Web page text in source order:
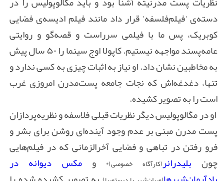
دسته‌ی 'فیلم‌فلسفه' قرار داد مانند فیلم ادیسه‌ی فضایی
کوبریک، پس ما با فیلمی سرراست و قصه‌گو و روایتی
عامه‌پسند مواجهه نیستیم. کاپولا اوج سینما را ۵۰ سال پیش
به مخاطبین نشان داد. او نیاز به اثبات چیزی به کسی ندارد و
تنها، دغدغه‌اش که نجات جامعه پست‌مدرن امروزی غرب
است را به تصویر کشیده.
او در مگالوپولیس دیگر نظریات قبلی فلاسفه‌ و نظریه‌پردازان
پست مدرن مبنی بر عدم وجود آینده‌ای روشن برای بشر و
فرو رفتن در تباهی و فضایی آخرالزمانی که در فیلم‌هایی
چون بلیدرانر(کارآگاه خصوصی)* ومکس دیوانه در